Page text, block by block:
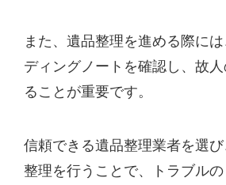
また、遺品整理を進める際に
ディングノートを確認し、故
ることが重要です。
信頼できる遺品整理業者を選
整理を行うことで、トラブル